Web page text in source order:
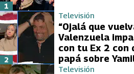
1
Televisión
“Ojalá que
Valenzuela
con tu Ex 2
papá sobre
2
Televisión